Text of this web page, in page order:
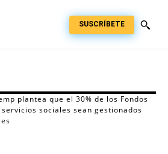
SUSCRÍBETE
plantea que el 30% de los Fondos
sociales sean gestionados